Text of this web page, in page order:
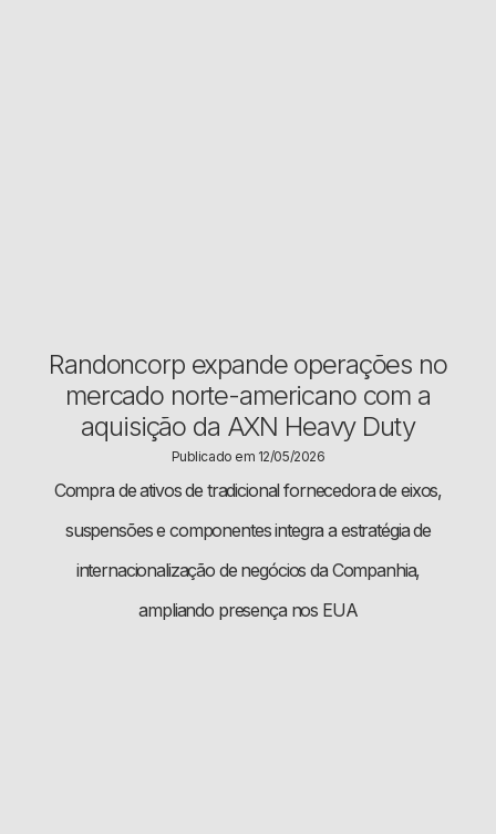
Randoncorp expande operações no
mercado norte-americano com a
aquisição da AXN Heavy Duty
Publicado em 12/05/2026
Compra de ativos de tradicional fornecedora de eixos,
suspensões e componentes integra a estratégia de
internacionalização de negócios da Companhia,
ampliando presença nos EUA